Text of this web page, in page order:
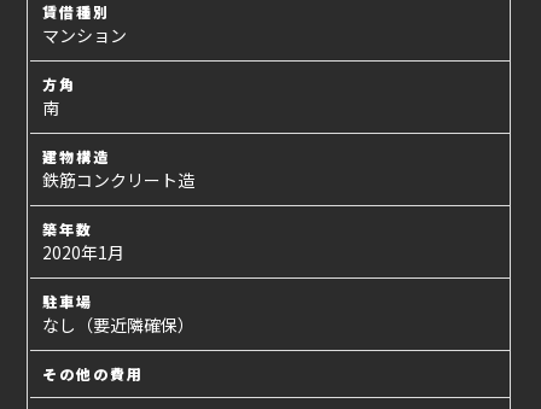
賃借種別
マンション
方角
南
建物構造
鉄筋コンクリート造
築年数
2020年1月
駐車場
なし（要近隣確保）
その他の費用